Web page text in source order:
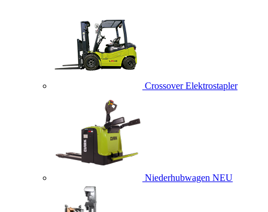
Crossover Elektrostapler
Niederhubwagen NEU